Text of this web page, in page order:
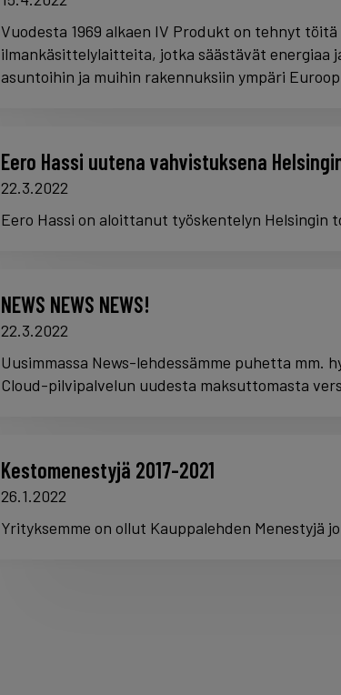
Vuodesta 1969 alkaen IV Produkt on tehnyt
ilmankäsittelylaitteita, jotka säästävät energiaa
asuntoihin ja muihin rakennuksiin ympäri
Eero Hassi uutena vahvistuksena
22.3.2022
Eero Hassi on aloittanut työskentelyn Helsingin
NEWS NEWS NEWS!
22.3.2022
Uusimmassa News-lehdessämme puhetta
Cloud-pilvipalvelun uudesta maksuttomasta
Kestomenestyjä 2017-2021
26.1.2022
Yrityksemme on ollut Kauppalehden Menestyjä